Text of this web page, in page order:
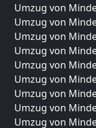
Umzug von
Umzug von
Umzug von
Umzug von
Umzug von
Umzug von
Umzug von
Umzug von
Umzug von